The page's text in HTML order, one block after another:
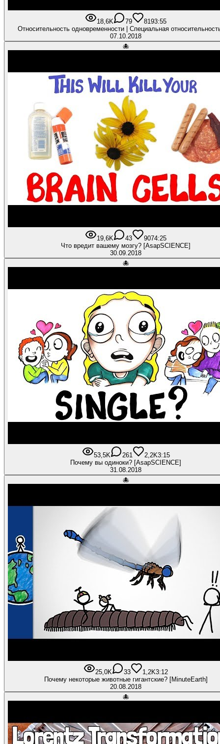
18,6K 79 8193:55
Относительность одновременности | Специальная
07.10.2018
🐙
19,6K 43 9074:25
Что вредит вашему мозгу? [AsapSCIENCE]
30.09.2018
🐙
53,5K 261 2,2K3:15
Почему вы одиноки? [AsapSCIENCE]
31.08.2018
🐙
25,0K 33 1,2K3:12
Почему некоторые животные гигантские? [MinuteEarth]
20.08.2018
🐙